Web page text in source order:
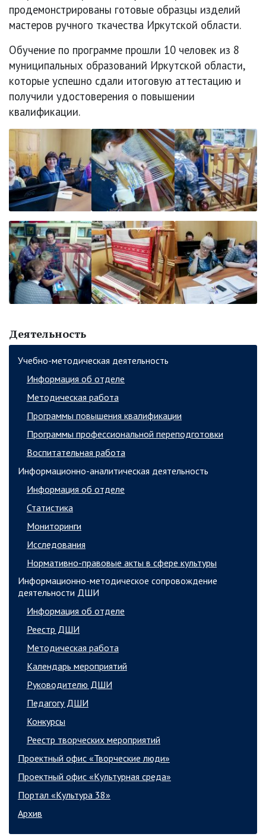
Деятельность
Учебно-методическая деятельность
Информация об отделе
Методическая работа
Программы повышения квалификации
Программы профессиональной переподготовки
Воспитательная работа
Информационно-аналитическая деятельность
Информация об отделе
Статистика
Мониторинги
Исследования
Нормативно-правовые акты в сфере культуры
Информационно-методическое сопровождение
деятельности ДШИ
Информация об отделе
Реестр ДШИ
Методическая работа
Календарь мероприятий
Руководителю ДШИ
Педагогу ДШИ
Конкурсы
Реестр творческих мероприятий
Проектный офис «Творческие люди»
Проектный офис «Культурная среда»
Портал «Культура 38»
Архив
продемонстрированы готовые образцы изделий
мастеров ручного ткачества Иркутской области.
Обучение по программе прошли 10 человек из 8
муниципальных образований Иркутской области,
которые успешно сдали итоговую аттестацию и
получили удостоверения о повышении
квалификации.